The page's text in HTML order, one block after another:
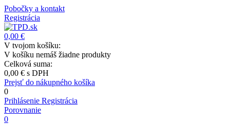
Pobočky a kontakt
Registrácia
0,00 €
V tvojom košíku:
V košíku nemáš žiadne produkty
Celková suma:
0,00 € s DPH
Prejsť do nákupného košíka
0
Prihlásenie Registrácia
Porovnanie
0